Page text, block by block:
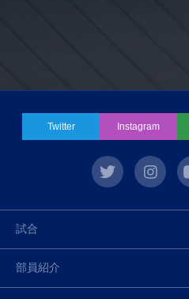
試合
部員紹介
Twitter Instagram
twitter